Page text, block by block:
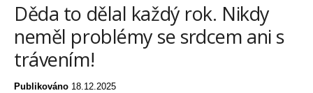
Děda to dělal každý rok. Nikdy
neměl problémy se srdcem ani s
trávením!
Publikováno 18.12.2025